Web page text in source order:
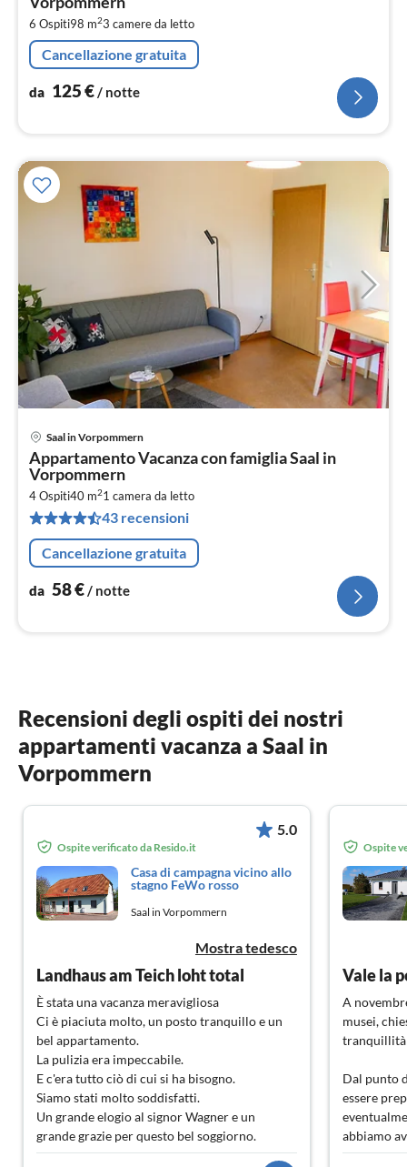
6 Ospiti98 m23 camere da letto
Cancellazione gratuita
da 125€/ notte
Saal in Vorpommern
Appartamento Vacanza con famiglia Saal in
Vorpommern
4 Ospiti40 m21 camera da letto
43 recensioni
Cancellazione gratuita
da 58€/ notte
Recensioni degli ospiti dei nostri
appartamenti vacanza a Saal in
Vorpommern
5.0
Ospite verificato da Resido.it
Casa di campagna vicino allo
stagno FeWo rosso
Saal in Vorpommern
Mostra tedesco
Landhaus am Teich loht total
È stata una vacanza meravigliosa
Ci è piaciuta molto, un posto tranquillo e un
bel appartamento.
La pulizia era impeccabile.
E c'era tutto ciò di cui si ha bisogno.
Siamo stati molto soddisfatti.
Un grande elogio al signor Wagner e un
grande grazie per questo bel soggiorno.
Torneremo e lo consigliamo davvero.
Ospite
A
musei,
tranquillità
Dal punto
essere
abbiamo
La casa è